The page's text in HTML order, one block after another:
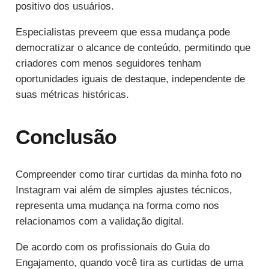
positivo dos usuários.
Especialistas preveem que essa mudança pode
democratizar o alcance de conteúdo, permitindo que
criadores com menos seguidores tenham
oportunidades iguais de destaque, independente de
suas métricas históricas.
Conclusão
Compreender como tirar curtidas da minha foto no
Instagram vai além de simples ajustes técnicos,
representa uma mudança na forma como nos
relacionamos com a validação digital.
De acordo com os profissionais do Guia do
Engajamento, quando você tira as curtidas de uma